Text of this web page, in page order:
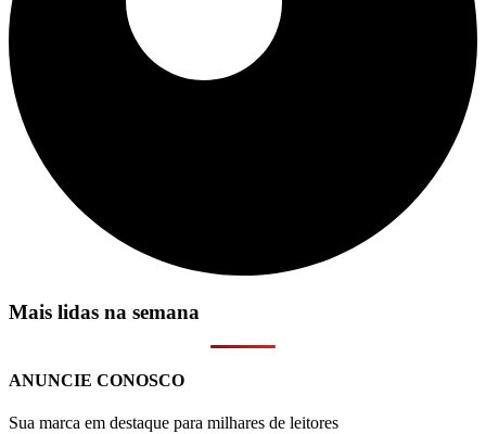
Mais lidas na semana
ANUNCIE CONOSCO
Sua marca em destaque para milhares de leitores